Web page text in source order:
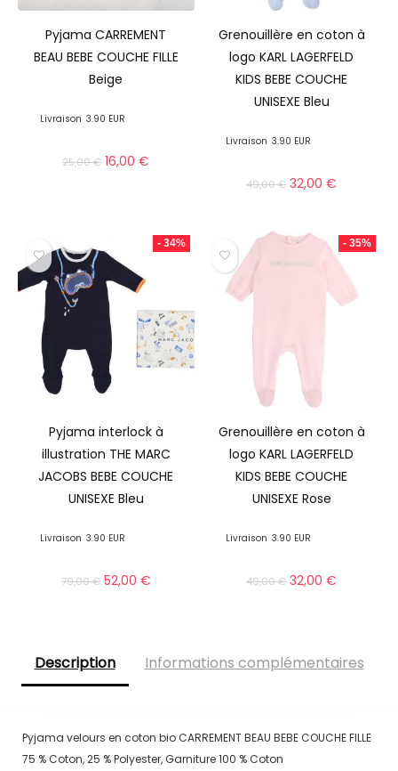
Pyjama CARREMENT
BEAU BEBE COUCHE FILLE
Beige
Livraison 3.90 EUR
25,00€ 16,00€
Grenouillère en coton à
logo KARL LAGERFELD
KIDS BEBE COUCHE
UNISEXE Bleu
Livraison 3.90 EUR
49,00€ 32,00€
- 34%
Pyjama interlock à
illustration THE MARC
JACOBS BEBE COUCHE
UNISEXE Bleu
Livraison 3.90 EUR
79,00€ 52,00 €
- 35%
Grenouillère en coton à
logo KARL LAGERFELD
KIDS BEBE COUCHE
UNISEXE Rose
Livraison 3.90 EUR
49,00€ 32,00€
Description Informations complémentaires
Pyjama velours en coton bio CARREMENT BEAU BEBE COUCHE FILLE
75 % Coton, 25 % Polyester, Garniture 100 % Coton